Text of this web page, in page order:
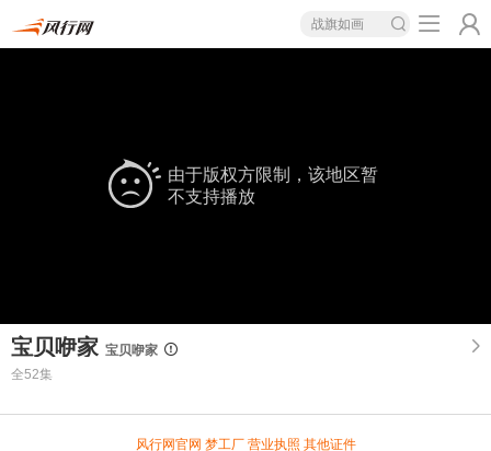
战旗如画
由于版权方限制，该地区暂
不支持播放
宝贝咿家 宝贝咿家
全52集
风行网官网 梦工厂 营业执照 其他证件